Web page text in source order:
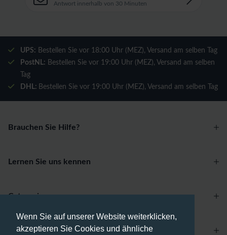
Wenn Sie auf unserer Website weiterklicken,
akzeptieren Sie Cookies und ähnliche
Antwort innerhalb von 30 Minuten
UPS: Bestellen Sie vor 18:00 Uhr (MEZ), Versand am selben Tag
PostNL: Bestellen Sie vor 19:00 Uhr (MEZ), Versand am selben
Tag
DHL: Bestellen Sie vor 19:00 Uhr (MEZ), Versand am selben Tag
Brauchen Sie Hilfe?
Lernen Sie uns kennen
Categories
Account